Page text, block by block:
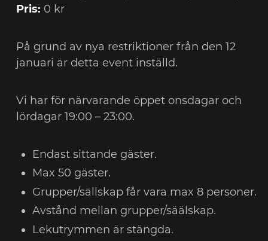
Pris: 0 kr
På grund av nya restriktioner från den 12
januari är detta event inställd.
Vi har för närvarande öppet onsdagar och
lördagar 19:00 – 23:00.
Endast sittande gäster.
Max 50 gäster.
Grupper/sällskap får vara max 8 personer.
Avstånd mellan grupper/säälskap.
Lekutrymmen är stängda.